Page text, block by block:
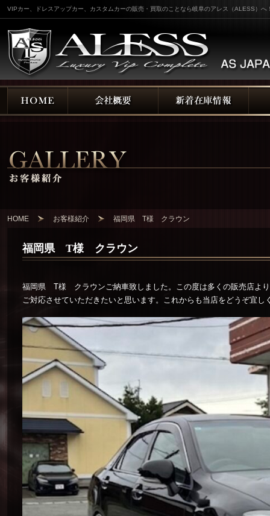
VIPカー、ドレスアップカー、カスタムカーの販売・買取のことなら岐阜のアレス（ALESS）へ
HOME お客様紹介 福岡県 T様 クラウン
福岡県 T様 クラウン
福岡県 T様 クラウンご納車致しました。この度は多くの販売店よ
ご対応させていただきたいと思います。これからも当店をどうぞ宜